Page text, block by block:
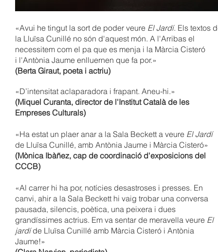
«Avui he tingut la sort de poder veure El Jardí. Els textos
la Lluïsa Cunillé no són d'aquest món. A l'Arribas el
necessitem com el pa que es menja i la Màrcia Cisteró
i l'Antònia Jaume enlluernen que fa por.»
(Berta Giraut, poeta i actriu)
«D’intensitat aclaparadora i frapant. Aneu-hi.»
(Miquel Curanta, director de l'Institut Català de les
Empreses Culturals)
«Ha estat un plaer anar a la Sala Beckett a veure El Jardí
de Lluïsa Cunillé, amb Antònia Jaume i Màrcia Cisteró»
(Mònica Ibàñez, cap de coordinació d'exposicions del
CCCB)
«Al carrer hi ha por, notícies desastroses i presses. En
canvi, ahir a la Sala Beckett hi vaig trobar una conversa
pausada, silencis, poètica, una peixera i dues
grandíssimes actrius. Em va sentar de meravella veure El
jardíde Lluïsa Cunillé amb Màrcia Cisteró i Antònia
Jaume!»